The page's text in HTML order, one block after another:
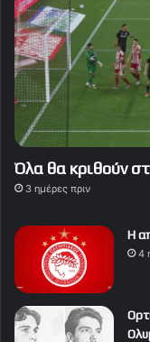
Όλα θα κριθούν
3 ημέρες πριν
Η
4